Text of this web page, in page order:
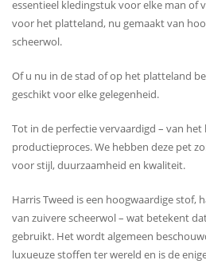
essentieel kledingstuk voor elke man of
voor het platteland, nu gemaakt van
scheerwol.
Of u nu in de stad of op het platteland
geschikt voor elke gelegenheid.
Tot in de perfectie vervaardigd – van
productieproces. We hebben deze pet
voor stijl, duurzaamheid en kwaliteit.
Harris Tweed is een hoogwaardige stof,
van zuivere scheerwol – wat betekent
gebruikt. Het wordt algemeen
luxueuze stoffen ter wereld en is de